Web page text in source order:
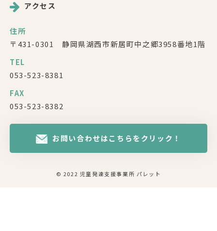
アクセス
住所
〒431-0301 静岡県湖西市新居町中之郷3958番地1階
TEL
053-523-8381
FAX
053-523-8382
お問い合わせはこちらをクリック！
© 2022 児童発達支援事業所 パレット